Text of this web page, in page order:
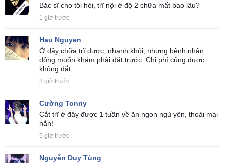
Bác sĩ cho tôi hỏi, trĩ nội ở độ 2 chữa mất bao lâu?
1 giờ trước
Hau Nguyen
Ở đây chữa trĩ được, nhanh khỏi, nhưng bệnh nhân
đông muốn khám phải đặt trước. Chi phí cũng được
không đắt
3 giờ trước
Cường Tonny
Cắt trĩ ở đây được 1 tuần về ăn ngon ngủ yên, thoải mái
hẳn!
5 giờ trước
Nguyễn Duy Tùng